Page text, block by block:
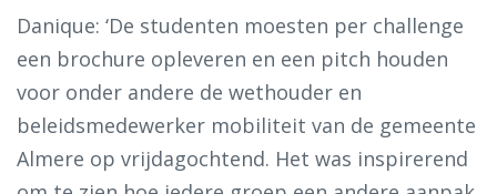
Danique: ‘De studenten moesten per challenge
een brochure opleveren en een pitch houden
voor onder andere de wethouder en
beleidsmedewerker mobiliteit van de gemeente
Almere op vrijdagochtend. Het was inspirerend